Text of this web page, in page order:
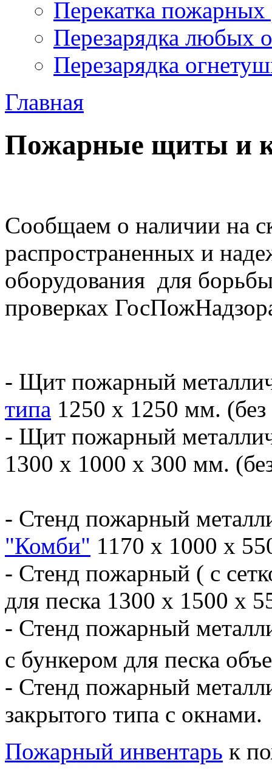
Перекатка пожарных
Перезарядка любых
Перезарядка
Главная
Пожарные щиты и
Сообщаем о наличии на
распространенных и
оборудования для
проверках
- Щит пожарный
типа 1250 х 1250 мм.
- Щит пожарный
1300 х 1000 х 300 мм.
- Стенд пожарный
"Комби" 1170 х 1000 х
- Стенд пожарный ( с
для песка 1300 х 1500 х
- Стенд пожарный
с бункером для песка
- Стенд пожарный
закрытого типа с окнами.
Пожарный инвентарь к